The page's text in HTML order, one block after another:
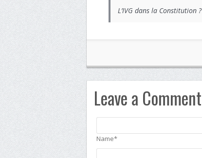
L’IVG dans la Constitution ?
Leave a Comment
Name*